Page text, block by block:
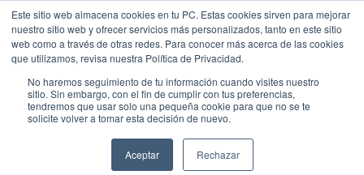
Este sitio web almacena cookies en tu PC. Estas cookies sirven para mejorar
nuestro sitio web y ofrecer servicios más personalizados, tanto en este sitio
web como a través de otras redes. Para conocer más acerca de las cookies
que utilizamos, revisa nuestra Política de Privacidad.
No haremos seguimiento de tu información cuando visites nuestro
sitio. Sin embargo, con el fin de cumplir con tus preferencias,
tendremos que usar solo una pequeña cookie para que no se te
solicite volver a tomar esta decisión de nuevo.
Aceptar Rechazar
Saltar
contenido
BLOG LONGEVIDAD
¿Piensas formar a
Traducir »